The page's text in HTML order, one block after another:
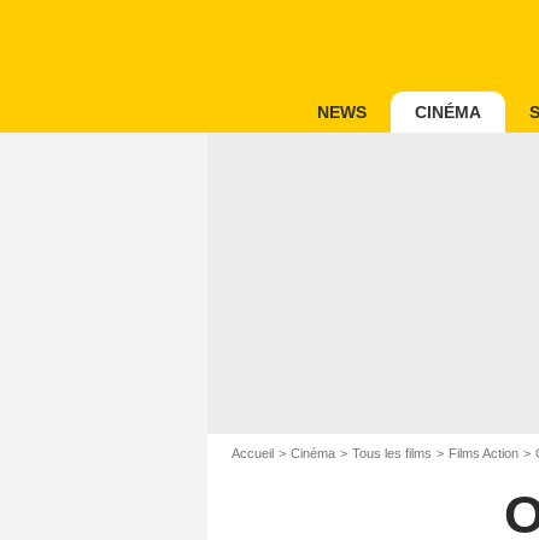
NEWS CINÉMA
Accueil Cinéma Tous les films Films Action